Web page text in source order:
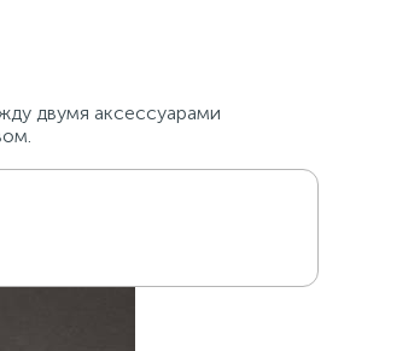
двумя аксессуарами